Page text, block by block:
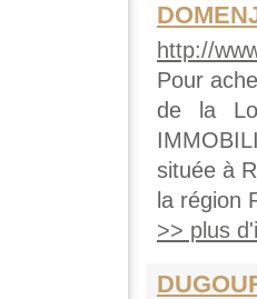
http://
Pour
de la
située à
la région
>> plus